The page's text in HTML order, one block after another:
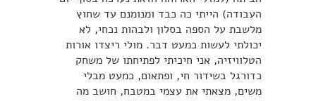
העבודה) הייתי כה כבד ומנומנם עד שחוץ
מלשבת על הספה בסלון ולבהות נכחי, לא
יכולתי לעשות כמעט דבר. מולי ריצדו אורות
הטלוויזיה, אני חיכיתי לפתיחתו של משחק
כדורגל בשידור חי, ופתאום, כמעט מבלי
משים, מצאתי את עצמי במטבח, חושב מה